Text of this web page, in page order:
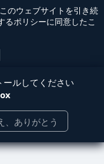
のウェブサイトを引き続
るポリシーに同意したこ
ルしてください
、ありがとう